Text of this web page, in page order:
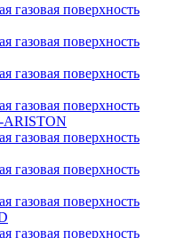
газовая поверхность
газовая поверхность
газовая поверхность
газовая поверхность
ARISTON
газовая поверхность
газовая поверхность
газовая поверхность
газовая поверхность